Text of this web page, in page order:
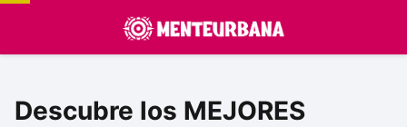
Descubre los MEJORES